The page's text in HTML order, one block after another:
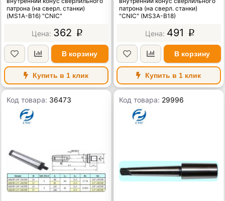
патрона (на сверл. станки)
(MS1A-B16) "CNIC"
362 p
В корзину
Купить в 1 клик
патрона (на сверл. станки)
"CNIC" (MS3A-B18)
491 p
В корзину
Купить в 1 клик
Код товара: 36473 Код товара: 29996